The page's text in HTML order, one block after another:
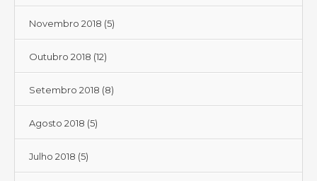
Novembro 2018 (5)
Outubro 2018 (12)
Setembro 2018 (8)
Agosto 2018 (5)
Julho 2018 (5)